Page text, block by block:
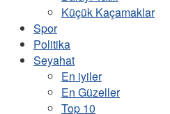
Küçük Kaçamaklar
Spor
Politika
Seyahat
En iyiler
En Güzeller
Top 10